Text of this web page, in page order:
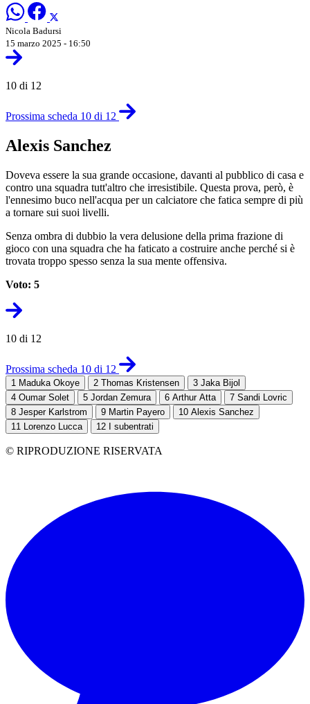
Nicola Badursi
15 marzo 2025 - 16:50
10 di 12
Prossima scheda 10 di 12
Alexis Sanchez
Doveva essere la sua grande occasione, davanti al pubblico di casa e
contro una squadra tutt'altro che irresistibile. Questa prova, però, è
l'ennesimo buco nell'acqua per un calciatore che fatica sempre di più
a tornare sui suoi livelli.
Senza ombra di dubbio la vera delusione della prima frazione di
gioco con una squadra che ha faticato a costruire anche perché si è
trovata troppo spesso senza la sua mente offensiva.
Voto: 5
10 di 12
Prossima scheda 10 di 12
1 Maduka Okoye 2 Thomas Kristensen 3 Jaka Bijol
4 Oumar Solet 5 Jordan Zemura 6 Arthur Atta 7 Sandi Lovric
8 Jesper Karlstrom 9 Martin Payero 10 Alexis Sanchez
11 Lorenzo Lucca 12 I subentrati
© RIPRODUZIONE RISERVATA